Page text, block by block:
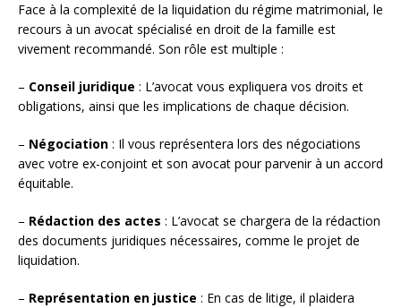
Face à la complexité de la liquidation du régime matrimonial, le
recours à un avocat spécialisé en droit de la famille est
vivement recommandé. Son rôle est multiple :
– Conseil juridique : L’avocat vous expliquera vos droits et
obligations, ainsi que les implications de chaque décision.
– Négociation : Il vous représentera lors des négociations
avec votre ex-conjoint et son avocat pour parvenir à un accord
équitable.
– Rédaction des actes : L’avocat se chargera de la rédaction
des documents juridiques nécessaires, comme le projet de
liquidation.
– Représentation en justice : En cas de litige, il plaidera